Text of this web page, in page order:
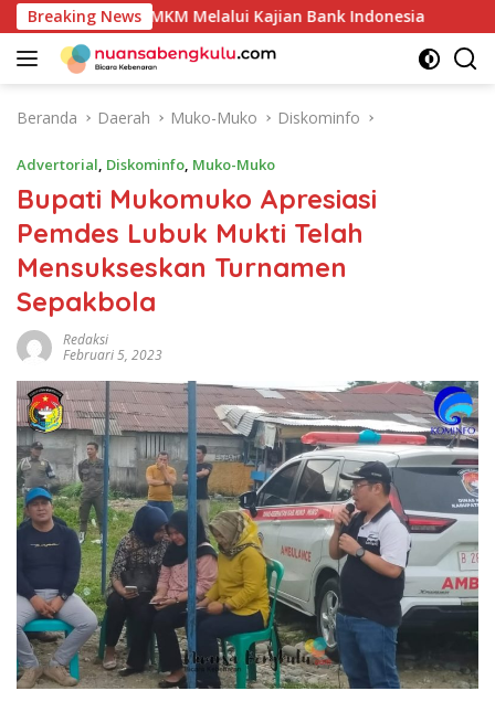
Langsung
ke
konten
Breaking News
UMKM Melalui Kajian Bank Indonesia Sekda
Beranda Daerah Muko-Muko Diskominfo
Advertorial, Diskominfo, Muko-Muko
Bupati Mukomuko Apresiasi
Pemdes Lubuk Mukti Telah
Mensukseskan Turnamen
Sepakbola
Redaksi
Februari 5, 2023